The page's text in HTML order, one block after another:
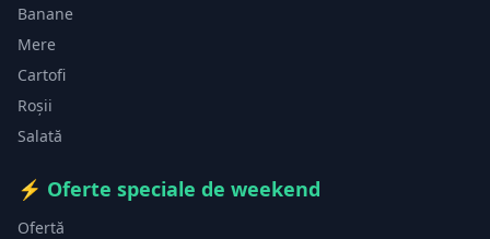
Banane
Mere
Cartofi
Roșii
Salată
⚡ Oferte speciale de weekend
Ofertă